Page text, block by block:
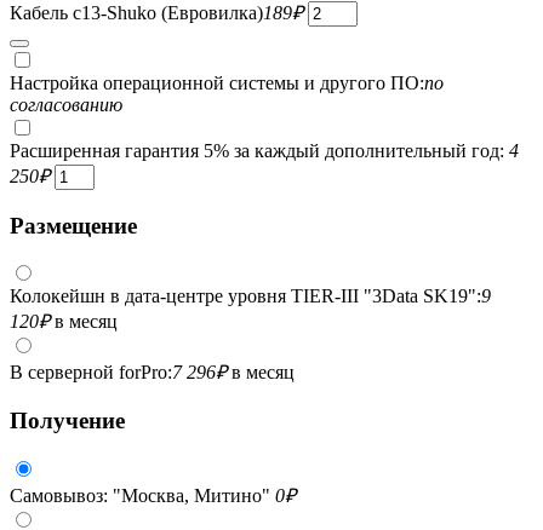
Кабель c13-Shuko (Евровилка)189₽
Настройка операционной системы и другого ПО:по
согласованию
Расширенная гарантия 5% за каждый дополнительный год: 4
250₽
Размещение
Колокейшн в дата-центре уровня TIER-III "3Data SK19":9
120₽в месяц
В серверной forPro:7 296₽в месяц
Получение
Самовывоз: "Москва, Митино" 0₽